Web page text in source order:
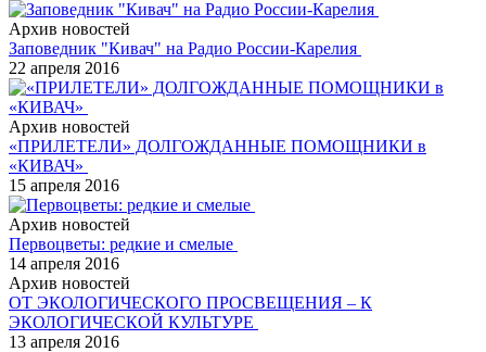
Архив новостей
Заповедник "Кивач" на Радио России-Карелия
22 апреля 2016
Архив новостей
«ПРИЛЕТЕЛИ» ДОЛГОЖДАННЫЕ ПОМОЩНИКИ в
«КИВАЧ»
15 апреля 2016
Архив новостей
Первоцветы: редкие и смелые
14 апреля 2016
Архив новостей
ОТ ЭКОЛОГИЧЕСКОГО ПРОСВЕЩЕНИЯ – К
ЭКОЛОГИЧЕСКОЙ КУЛЬТУРЕ
13 апреля 2016